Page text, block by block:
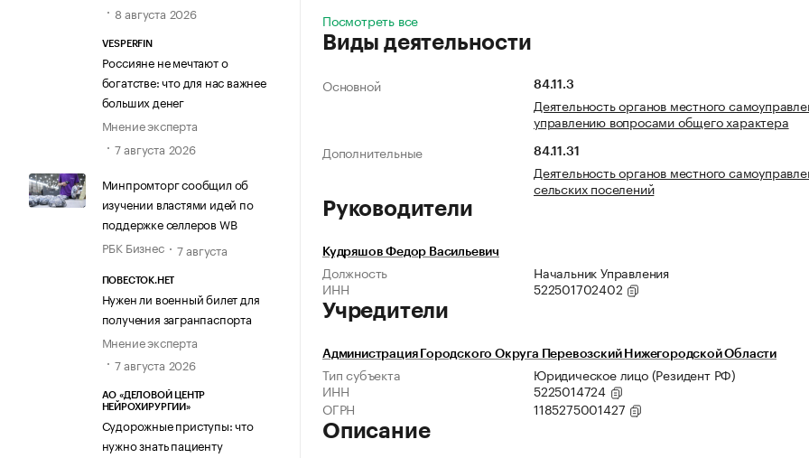
8 августа 2026
VESPERFIN
Россияне не мечтают о
богатстве: что для нас важнее
больших денег
Мнение эксперта
7 августа 2026
Минпромторг сообщил об
изучении властями идей по
поддержке селлеров WB
РБК Бизнес
7 августа
ПОВЕСТОК.НЕТ
Нужен ли военный билет для
получения загранпаспорта
Мнение эксперта
7 августа 2026
АО «ДЕЛОВОЙ ЦЕНТР
НЕЙРОХИРУРГИИ»
Судорожные приступы: что
нужно знать пациенту
Посмотреть все
Виды деятельности
Основной 84.11.3
Деятельность органов местного
управлению вопросами общего характера
Дополнительные
84.11.31
Деятельность органов местного
сельских поселений
Руководители
Кудряшов Федор Васильевич
Должность
Начальник Управления
ИНН
522501702402
Учредители
Администрация Городского Округа Перевозский Нижегородской Области
Тип субъекта
Юридическое лицо (Резидент РФ)
ИНН
5225014724
ОГРН
1185275001427
Описание